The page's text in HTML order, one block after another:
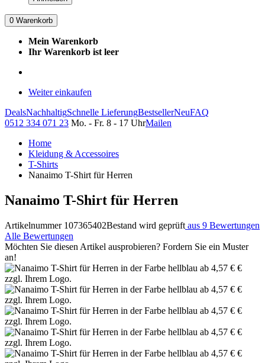
0 Warenkorb
Mein Warenkorb
Ihr Warenkorb ist leer
Weiter einkaufen
DealsNachhaltigSchnelle LieferungBestsellerNeuFAQ
0512 334 071 23 Mo. - Fr. 8 - 17 UhrMailen
Home
Kleidung & Accessoires
T-Shirts
Nanaimo T-Shirt für Herren
Nanaimo T-Shirt für Herren
Artikelnummer 107365402Bestand wird geprüft aus 9 Bewertungen
Alle Bewertungen
Möchten Sie diesen Artikel ausprobieren? Fordern Sie ein Muster
an!